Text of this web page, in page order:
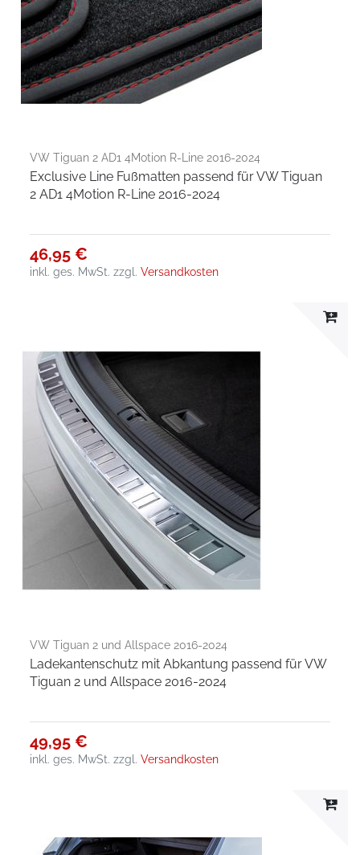
VW Tiguan 2 AD1 4Motion R-Line 2016-2024
Exclusive Line Fußmatten passend für VW Tiguan
2 AD1 4Motion R-Line 2016-2024
46,95 €
inkl. ges. MwSt. zzgl.Versandkosten
VW Tiguan 2 und Allspace 2016-2024
Ladekantenschutz mit Abkantung passend für VW
Tiguan 2 und Allspace 2016-2024
49,95 €
inkl. ges. MwSt. zzgl.Versandkosten